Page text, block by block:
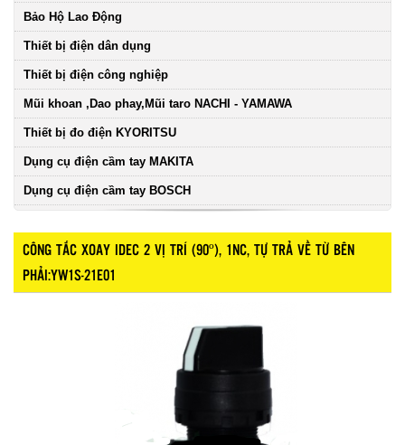
Bảo Hộ Lao Động
Thiết bị điện dân dụng
Thiết bị điện công nghiệp
Mũi khoan ,Dao phay,Mũi taro NACHI - YAMAWA
Thiết bị đo điện KYORITSU
Dụng cụ điện cầm tay MAKITA
Dụng cụ điện cầm tay BOSCH
CÔNG TẮC XOAY IDEC 2 VỊ TRÍ (90º), 1NC, TỰ TRẢ VỀ TỪ BÊN
PHẢI:YW1S-21E01